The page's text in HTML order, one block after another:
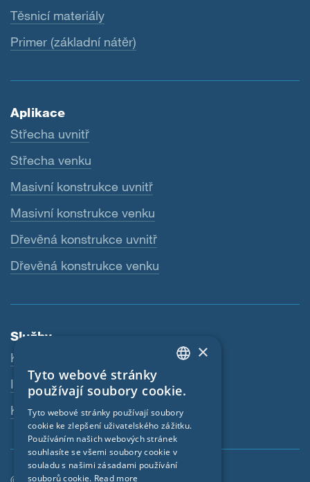
Těsnicí materiály
Primer (základní nátěr)
Aplikace
Střecha uvnitř
Střecha venku
Masivní konstrukce uvnitř
Masivní konstrukce venku
Dřevěná konstrukce uvnitř
Dřevěná konstrukce venku
Služby
Ke stažení
Internetový obchod
Kontaktní osoba
FRENCH
CZECH
×
Tyto webové stránky
používají soubory cookie.
Tyto webové stránky používají soubory
cookie ke zlepšení uživatelského zážitku.
Používáním našich webových stránek
souhlasíte se všemi soubory cookie v
souladu s našimi zásadami používání
souborů cookie. Read more